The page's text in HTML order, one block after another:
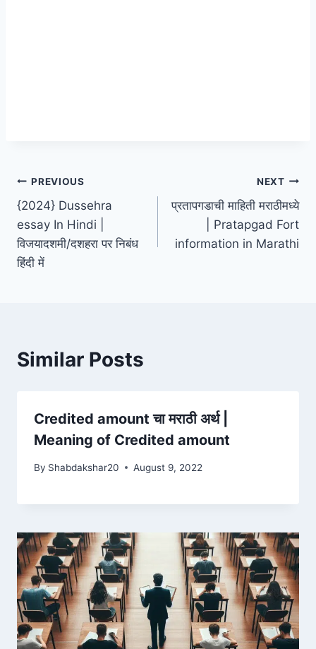
Post
navigation
PREVIOUS
{2024} Dussehra
essay In Hindi |
विजयादशमी/दशहरा पर निबंध
हिंदी में
NEXT
प्रतापगडाची माहिती मराठीमध्ये
| Pratapgad Fort
information in Marathi
Similar Posts
Credited amount चा मराठी अर्थ |
Meaning of Credited amount
By Shabdakshar20 August 9, 2022